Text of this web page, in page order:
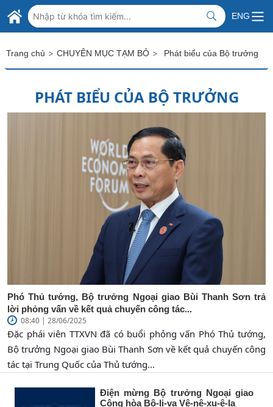
Skip to Main Content
BỘ NGOẠI GIAO VIỆT NAM
MINISTRY OF FOREIGN AFFAIRS
ENG
Trang chủ > CHUYÊN MỤC TẠM BỎ > Phát biểu của Bộ trưởng
PHÁT BIỂU CỦA BỘ TRƯỞNG
Phó Thủ tướng, Bộ trưởng Ngoại giao Bùi Thanh Sơn trả
lời phỏng vấn về kết quả chuyến công tác...
08:40 | 28/06/2025
Đặc phái viên TTXVN đã có buổi phỏng vấn Phó Thủ tướng,
Bộ trưởng Ngoại giao Bùi Thanh Sơn về kết quả chuyến công
tác tại Trung Quốc của Thủ tướng...
Điện mừng Bộ trưởng Ngoại giao
Cộng hòa Bô-li-va Vê-nê-xu-ê-la